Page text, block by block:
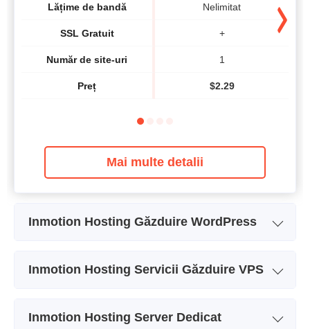
Lățime de bandă
SSL Gratuit
Număr de site-uri
Preț
Nelimitat
+
1
$2.29
Mai multe detalii
Inmotion Hosting Găzduire WordPress
Inmotion Hosting Servicii Găzduire VPS
Inmotion Hosting Server Dedicat